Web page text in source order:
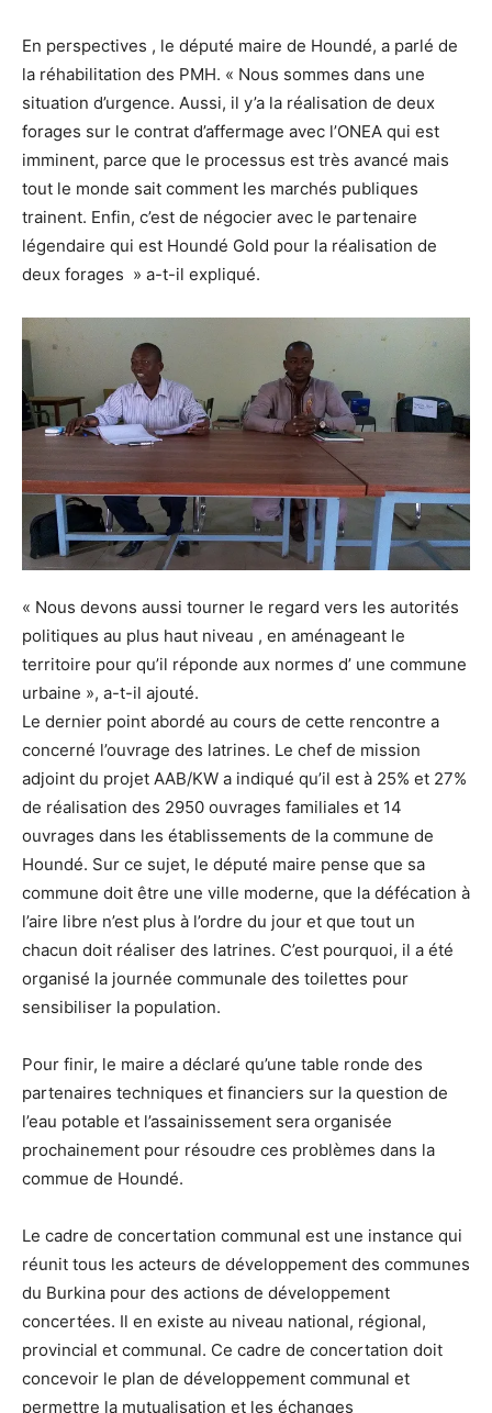
En perspectives , le député maire de Houndé, a parlé de
la réhabilitation des PMH. « Nous sommes dans une
situation d’urgence. Aussi, il y’a la réalisation de deux
forages sur le contrat d’affermage avec l’ONEA qui est
imminent, parce que le processus est très avancé mais
tout le monde sait comment les marchés publiques
trainent. Enfin, c’est de négocier avec le partenaire
légendaire qui est Houndé Gold pour la réalisation de
deux forages » a-t-il expliqué.
« Nous devons aussi tourner le regard vers les autorités
politiques au plus haut niveau , en aménageant le
territoire pour qu’il réponde aux normes d’ une commune
urbaine », a-t-il ajouté.
Le dernier point abordé au cours de cette rencontre a
concerné l’ouvrage des latrines. Le chef de mission
adjoint du projet AAB/KW a indiqué qu’il est à 25% et 27%
de réalisation des 2950 ouvrages familiales et 14
ouvrages dans les établissements de la commune de
Houndé. Sur ce sujet, le député maire pense que sa
commune doit être une ville moderne, que la défécation à
l’aire libre n’est plus à l’ordre du jour et que tout un
chacun doit réaliser des latrines. C’est pourquoi, il a été
organisé la journée communale des toilettes pour
sensibiliser la population.
Pour finir, le maire a déclaré qu’une table ronde des
partenaires techniques et financiers sur la question de
l’eau potable et l’assainissement sera organisée
prochainement pour résoudre ces problèmes dans la
commue de Houndé.
Le cadre de concertation communal est une instance qui
réunit tous les acteurs de développement des communes
du Burkina pour des actions de développement
concertées. Il en existe au niveau national, régional,
provincial et communal. Ce cadre de concertation doit
concevoir le plan de développement communal et
permettre la mutualisation et les échanges